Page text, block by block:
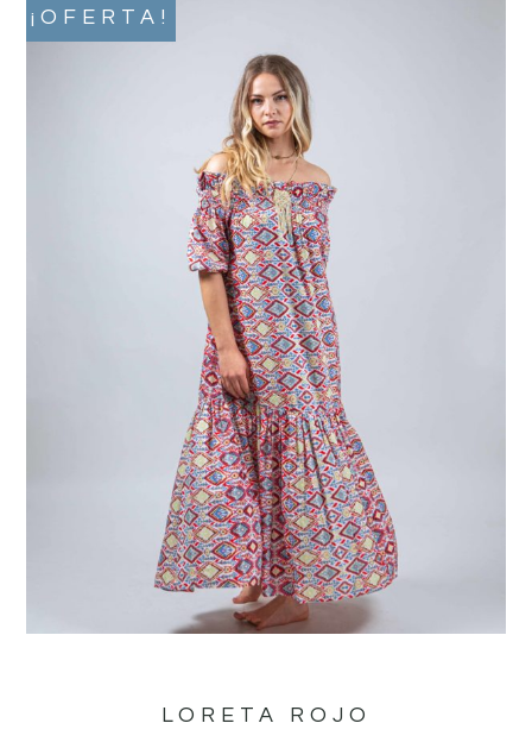
¡OFERTA!
LORETA ROJO